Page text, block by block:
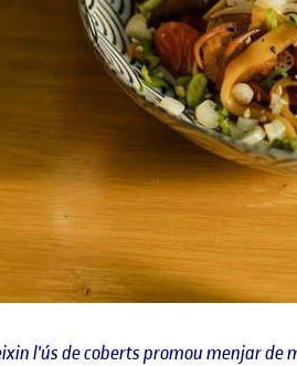
l'ús de coberts promou menjar de